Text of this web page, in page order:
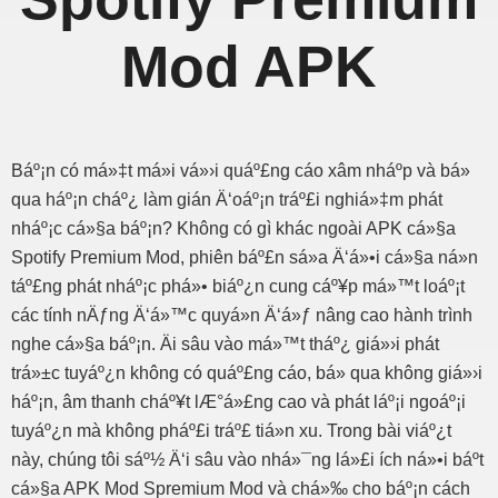
Mod APK
Báº¡n có má»‡t má»i vá»›i quáº£ng cáo xâm nháº­p và bá»
qua háº¡n cháº¿ làm gián Ä‘oáº¡n tráº£i nghiá»‡m phát
nháº¡c cá»§a báº¡n? Không có gì khác ngoài APK cá»§a
Spotify Premium Mod, phiên báº£n sá»­a Ä‘á»•i cá»§a ná»n
táº£ng phát nháº¡c phá»• biáº¿n cung cáº¥p má»™t loáº¡t
các tính nÄƒng Ä‘á»™c quyá»n Ä‘á»ƒ nâng cao hành trình
nghe cá»§a báº¡n. Äi sâu vào má»™t tháº¿ giá»›i phát
trá»±c tuyáº¿n không có quáº£ng cáo, bá» qua không giá»›i
háº¡n, âm thanh cháº¥t lÆ°á»£ng cao và phát láº¡i ngoáº¡i
tuyáº¿n mà không pháº£i tráº£ tiá»n xu. Trong bài viáº¿t
này, chúng tôi sáº½ Ä‘i sâu vào nhá»¯ng lá»£i ích ná»•i báº­t
cá»§a APK Mod Spremium Mod và chá»‰ cho báº¡n cách